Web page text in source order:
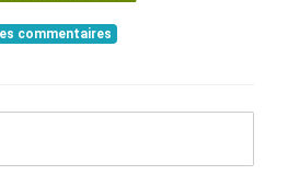
commentaires